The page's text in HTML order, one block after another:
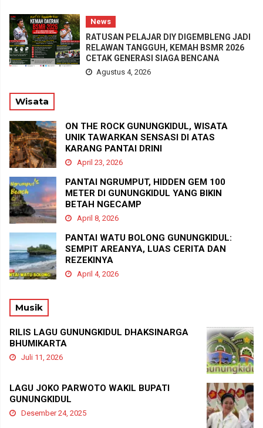
News
RATUSAN PELAJAR DIY DIGEMBLENG JADI
RELAWAN TANGGUH, KEMAH BSMR 2026
CETAK GENERASI SIAGA BENCANA
Agustus 4, 2026
Wisata
ON THE ROCK GUNUNGKIDUL, WISATA
UNIK TAWARKAN SENSASI DI ATAS
KARANG PANTAI DRINI
April 23, 2026
PANTAI NGRUMPUT, HIDDEN GEM 100
METER DI GUNUNGKIDUL YANG BIKIN
BETAH NGECAMP
April 8, 2026
PANTAI WATU BOLONG GUNUNGKIDUL:
SEMPIT AREANYA, LUAS CERITA DAN
REZEKINYA
April 4, 2026
Musik
RILIS LAGU GUNUNGKIDUL DHAKSINARGA
BHUMIKARTA
Juli 11, 2026
LAGU JOKO PARWOTO WAKIL BUPATI
GUNUNGKIDUL
Desember 24, 2025